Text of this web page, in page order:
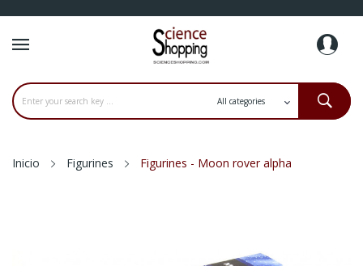
Inicio Figurines Figurines - Moon rover alpha